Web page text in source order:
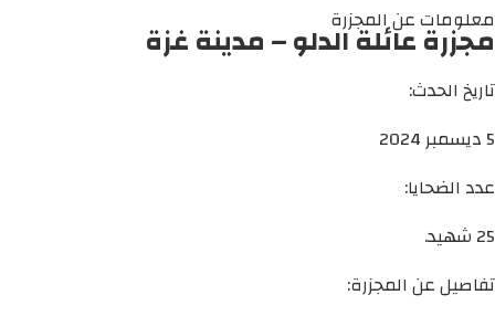
معلومات عن المجزرة
مجزرة عائلة الدلو – مدينة غزة
تاريخ الحدث:
5 ديسمبر 2024
عدد الضحايا:
25 شهيد.
تفاصيل عن المجزرة: